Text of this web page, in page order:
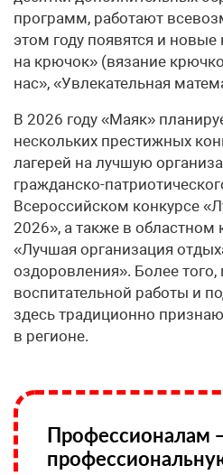
программ, работают
этом году появятся и
на крючок» (вязание
нас», «Увлекательная
В 2026 году «Маяк»
нескольких престижных
лагерей на лучшую
гражданско-
Всероссийском конкурсе
2026», а также в областном
«Лучшая организация
оздоровления». Более
воспитательной работы и
здесь традиционно
в регионе.
Профессионалам